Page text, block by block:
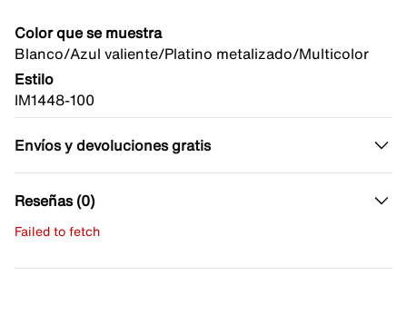
Color que se muestra
Blanco/Azul valiente/Platino metalizado/Multicolor
Estilo
IM1448-100
Envíos y devoluciones gratis
Reseñas (0)
Failed to fetch